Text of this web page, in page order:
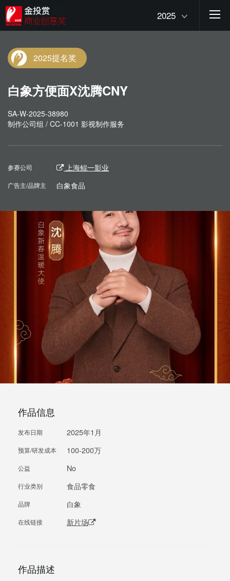
2025
2025提名奖
白象方便面X沈腾CNY
SA-W-2025-38980
制作公司组 / CC-1001 影视制作服务
参赛公司 上海鲲一影业
广告主/品牌主 白象食品
作品信息
发布日期 2025年1月
预算/研发成本 100-200万
公益 No
行业类别 食品零食
品牌 白象
在线链接 新片场
作品描述